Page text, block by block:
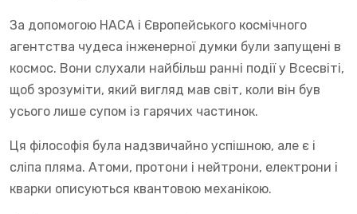
За допомогою НАСА і Європейського космічного
агентства чудеса інженерної думки були запущені в
космос. Вони слухали найбільш ранні події у Всесвіті,
щоб зрозуміти, який вигляд мав світ, коли він був
усього лише супом із гарячих частинок.
Ця філософія була надзвичайно успішною, але є і
сліпа пляма. Атоми, протони і нейтрони, електрони і
кварки описуються квантовою механікою.